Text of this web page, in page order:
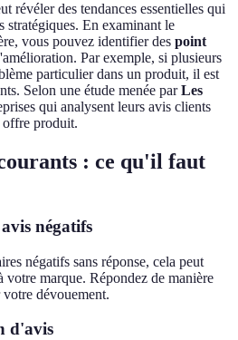
révéler des tendances essentielles qui
stratégiques. En examinant le
vous pouvez identifier des point
Par exemple, si plusieurs
particulier dans un produit, il est
Selon une étude menée parLes
qui analysent leurs avis clients
offre produit.
: ce qu'il faut
négatifs
négatifs sans réponse, cela peut
votre marque. Répondez de manière
dévouement.
d'avis